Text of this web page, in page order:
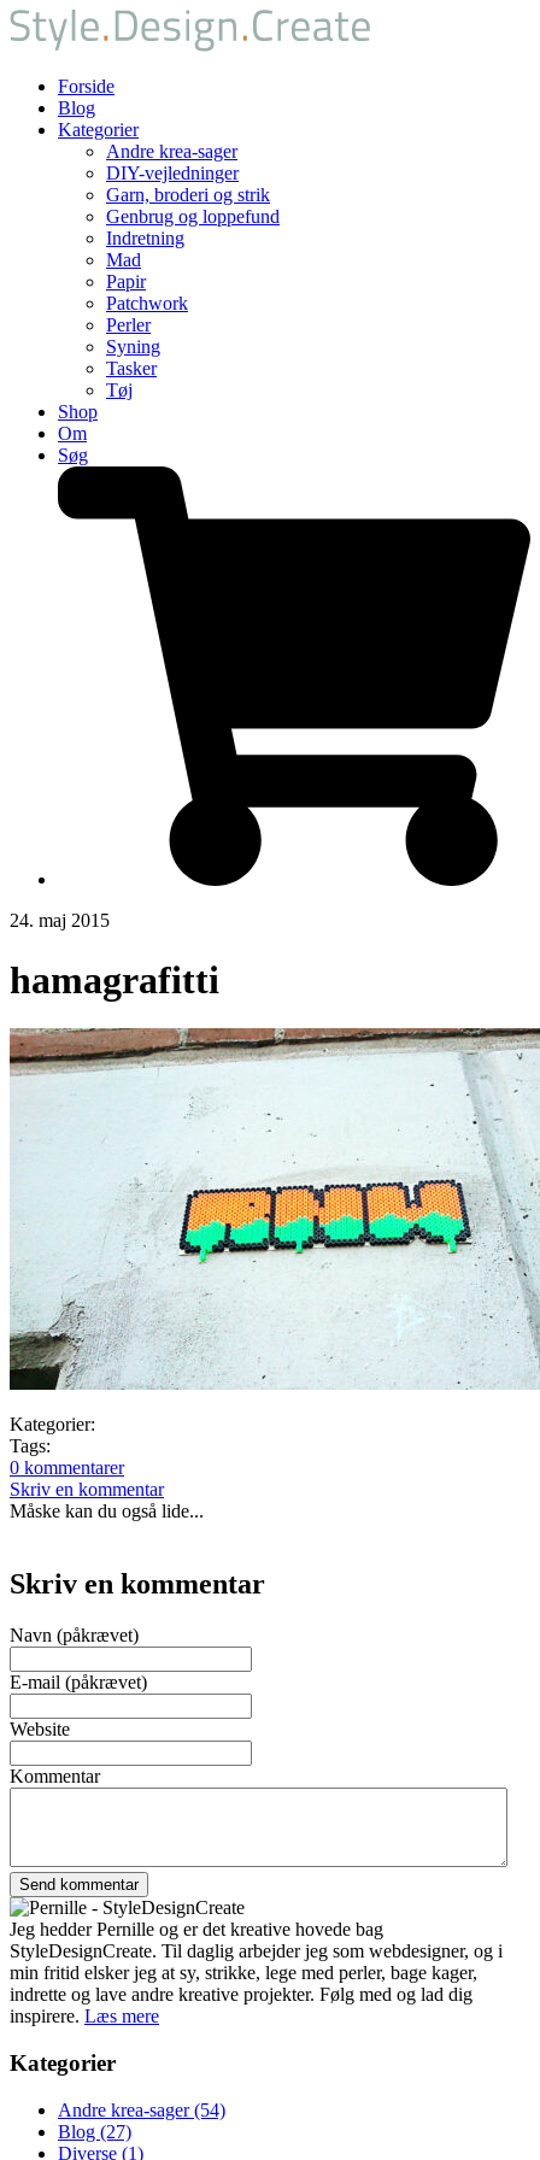
Forside
Blog
Kategorier
Andre krea-sager
DIY-vejledninger
Garn, broderi og strik
Genbrug og loppefund
Indretning
Mad
Papir
Patchwork
Perler
Syning
Tasker
Tøj
Shop
Om
Søg
24. maj 2015
hamagrafitti
Kategorier:
Tags:
0 kommentarer
Skriv en kommentar
Måske kan du også lide...
Skriv en kommentar
Navn (påkrævet)
E-mail (påkrævet)
Website
Kommentar
Jeg hedder Pernille og er det kreative hovede bag
StyleDesignCreate. Til daglig arbejder jeg som webdesigner, og i
min fritid elsker jeg at sy, strikke, lege med perler, bage kager,
indrette og lave andre kreative projekter. Følg med og lad dig
inspirere. Læs mere
Kategorier
Andre krea-sager(54)
Blog (27)
Diverse (1)